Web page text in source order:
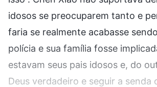
idosos se preocuparem tanto e
faria se realmente acabasse
polícia e sua família fosse
estavam seus pais idosos e, do
Deus verdadeiro e seguir a senda